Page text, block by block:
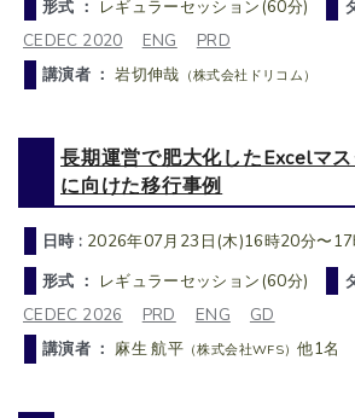
形式 ： レギュラーセッション(60分)
CEDEC 2020
ENG
PRD
講演者 ：岩切伸哉 （株式会社ドリコム）
長期運営で肥大化したExcelマ
に向けた移行事例
日時 : 2026年07月23日(木)16時20分〜
形式 ： レギュラーセッション(60分)
CEDEC 2026
PRD ENG
GD
講演者 ：麻生 航平 （株式会社WFS）他1名